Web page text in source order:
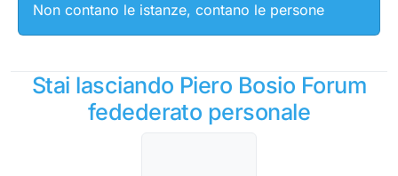
Non contano le istanze, contano le persone
Stai lasciando Piero Bosio Forum
fedederato personale